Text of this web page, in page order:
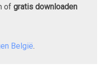
of gratis downloaden
België.